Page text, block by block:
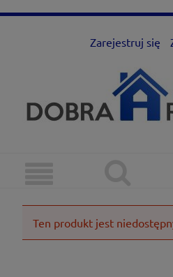
Zarejestruj się
Ten produkt jest